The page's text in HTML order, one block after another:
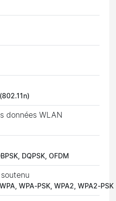
données WLAN
DQPSK, OFDM
WPA-PSK, WPA2, WPA2-PSK